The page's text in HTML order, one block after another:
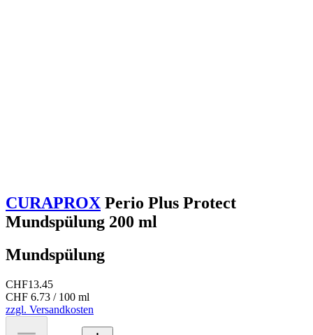
CURAPROX Perio Plus Protect
Mundspülung 200 ml
Mundspülung
CHF13.45
CHF 6.73 / 100 ml
zzgl. Versandkosten